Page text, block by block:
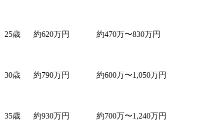
25歳 約620万円 約470万〜830万円
30歳 約790万円 約600万〜1,050万円
35歳 約930万円 約700万〜1,240万円